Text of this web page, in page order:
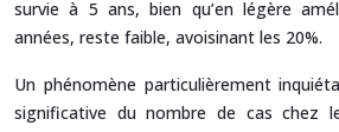
survie à 5 ans, bien qu’en légère
années, reste faible, avoisinant les 20%.
Un phénomène particulièrement
significative du nombre de cas chez